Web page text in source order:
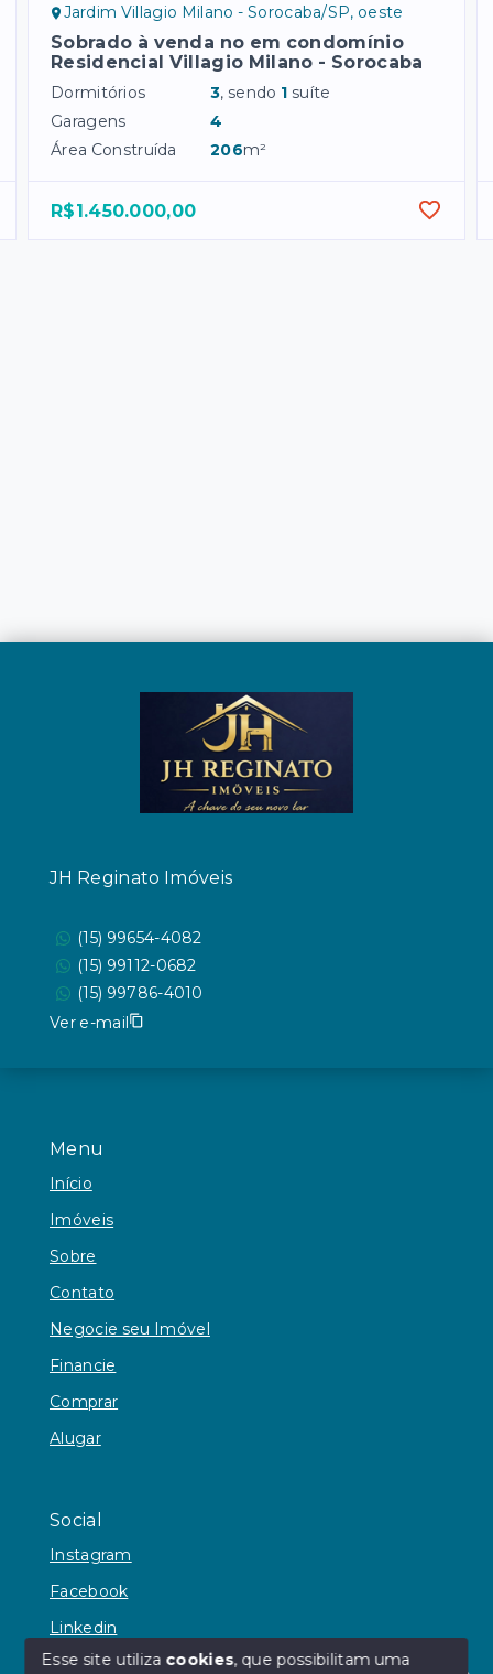
Jardim Villagio Milano - Sorocaba/SP, oeste
Sobrado à venda no em condomínio
Residencial Villagio Milano - Sorocaba
Dormitórios 3, sendo 1 suíte
Garagens
4
Área Construída
206m²
R$1.450.000,00
Menu
Início
Imóveis
Sobre
Contato
Negocie seu Imóvel
Financie
Comprar
Alugar
Social
Instagram
Facebook
Linkedin
JH Reginato Imóveis
(15) 99654-4082
(15) 99112-0682
(15) 99786-4010
Ver e-mail
Esse site utiliza cookies, que possibilitam uma